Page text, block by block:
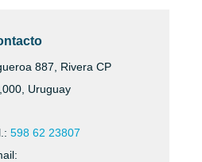
887, Rivera CP
Uruguay
598 62 23807